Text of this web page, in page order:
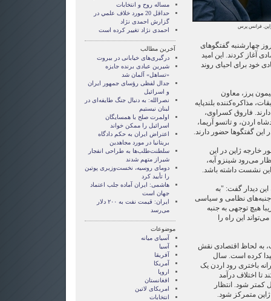
فرانس پرس
چهارشنبه گفتگوهای
آغاز کردند. این امید
خود برای احیای روند
پرز، معاون
مذاکره‌کننده بلندپایه
فاروق کسراوی،
اردن، و تاتسو آریما،
این گفتگوها حضور دارند.
خارجه ژاپن در این
می‌رود شینزو آبه،
نشست داشته باشد.
دیدار گفت: "به
جنبه‌های نظامی و سیاسی
هیچ توجهی به جنبه
این راه را
به لحاظ اقتصادی نقش
کرده است. سال
باختری رود اردن یک
اختلاف درآمد
کمتر شود. انتظار
ژاپن متمرکز شود.
مساله روح و انتخابات
حداقل 20 مورد خلاف علمي در
گزارش احمدی نژاد
احمدی نژاد تغییر کرده است
آخرین مطالب
درگیری‌های خیابانی در بیروت
شیرین عبادی برنده جایزه
«تساهل» آلمان شد
جدال لفظی رؤسای جمهور ایران
و اسرائیل
نصرالله: به دنبال جنگ طایفه‌ای در
لبنان نیستیم
اولمرت صلح با همسایگان
اسرائیل را ممکن خواند
اعتراض ایران به حکم دادگاه
بریتانیا در مورد مجاهدین
سلطنت‌طلب‌ها به طراحی انفجار
شیراز متهم شدند
دومای روسیه، نخست‌وزیری پوتین
را تأیید کرد
هاشمی: ایران آماده جلب اعتماد
جهان است
ایران: قیمت نفت به ۲۰۰ دلار
می‌رسد
موضوعات
آسيای ميانه
آسیا
آفریقا
آمریکا
اروپا
افغانستان
امریکای لاتین
انتخابات